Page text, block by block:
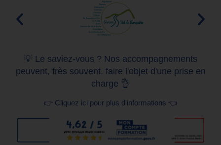
💡 Le saviez-vous ? Nos accompagnements
peuvent, très souvent, faire l'objet d'une prise en
charge 👌
👉 Cliquez ici pour plus d'informations 👈